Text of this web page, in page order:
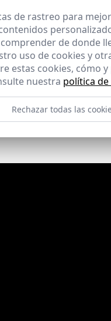
de rastreo para
de donde
uso de cookies y
estas cookies, cómo
nuestra política de
Rechazar todas las